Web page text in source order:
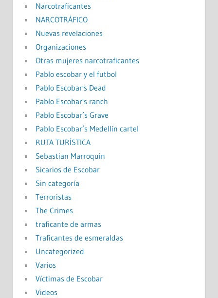
Narcotraficantes
NARCOTRÁFICO
Nuevas revelaciones
Organizaciones
Otras mujeres narcotraficantes
Pablo escobar y el futbol
Pablo Escobar's Dead
Pablo Escobar's ranch
Pablo Escobar’s Grave
Pablo Escobar’s Medellín cartel
RUTA TURÍSTICA
Sebastian Marroquin
Sicarios de Escobar
Sin categoría
Terroristas
The Crimes
traficante de armas
Traficantes de esmeraldas
Uncategorized
Varios
Víctimas de Escobar
Videos